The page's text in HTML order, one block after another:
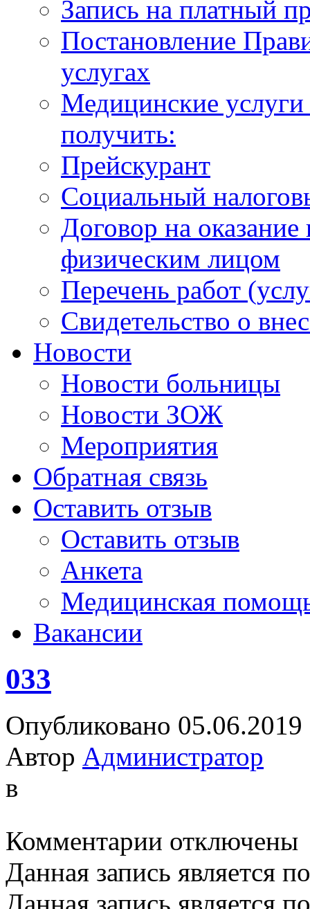
Запись на платный
Постановление
услугах
Медицинские
получить:
Прейскурант
Социальный
Договор на
физическим лицом
Перечень работ
Свидетельство о
Новости
Новости больницы
Новости ЗОЖ
Мероприятия
Обратная связь
Оставить отзыв
Оставить отзыв
Анкета
Медицинская
Вакансии
033
Опубликовано 05.06.2019
Автор Администратор
в
Комментарии записи
отключены
Данная запись является
Данная запись является